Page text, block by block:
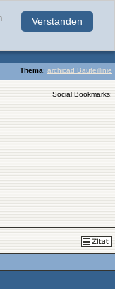
Verstanden
Thema: archicad Bauteillinie
Social Bookmarks: